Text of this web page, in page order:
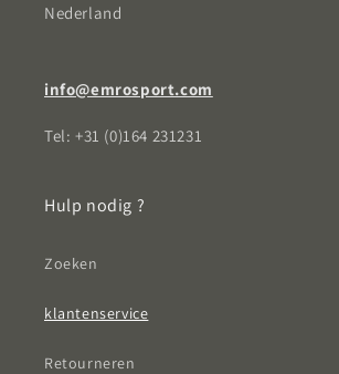
Nederland
info@emrosport.com
Tel: +31 (0)164 231231
Hulp nodig ?
Zoeken
klantenservice
Retourneren